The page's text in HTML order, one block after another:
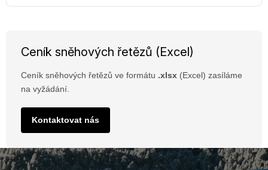
Ceník sněhových řetězů (Excel)
Ceník sněhových řetězů ve formátu .xlsx (Excel) zasíláme
na vyžádání.
Kontaktovat nás
Z
á